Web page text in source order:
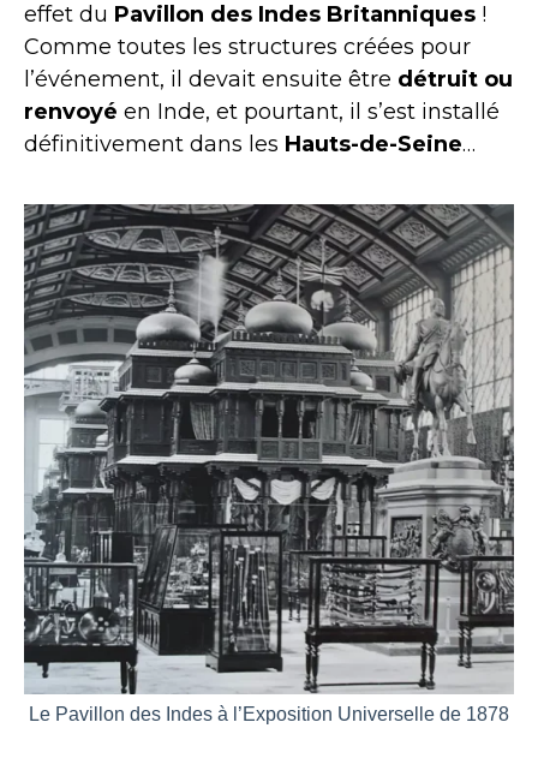
effet du Pavillon des Indes Britanniques !
Comme toutes les structures créées pour
l’événement, il devait ensuite être détruit ou
renvoyé en Inde, et pourtant, il s’est installé
définitivement dans les Hauts-de-Seine…
Le Pavillon des Indes à l’Exposition Universelle de 1878